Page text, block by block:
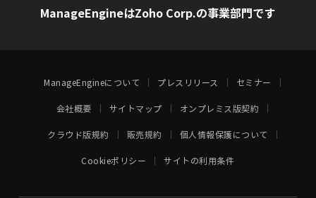
ManageEngineはZoho Corp.の事業部門です
ManageEngineについて プレスリリース セミナー
会社概要 サイトマップ オンプレミス版契約
クラウド版規約 販売規約 個人情報保護について
Cookieポリシー サイトの利用条件